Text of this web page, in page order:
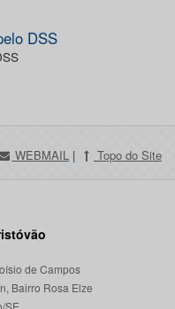
DSS
WEBMAIL | Topo do Site
de Campos
Bairro Rosa Elze